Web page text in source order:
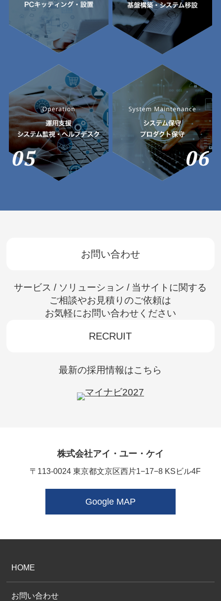
お問い合わせ
サービス / ソリューション / 当サイトに関する
ご相談やお見積りのご依頼は
お気軽にお問い合わせください
RECRUIT
最新の採用情報はこちら
株式会社アイ・ユー・ケイ
〒113-0024 東京都文京区西片1−17−8 KSビル4F
Google MAP
HOME
お問い合わせ